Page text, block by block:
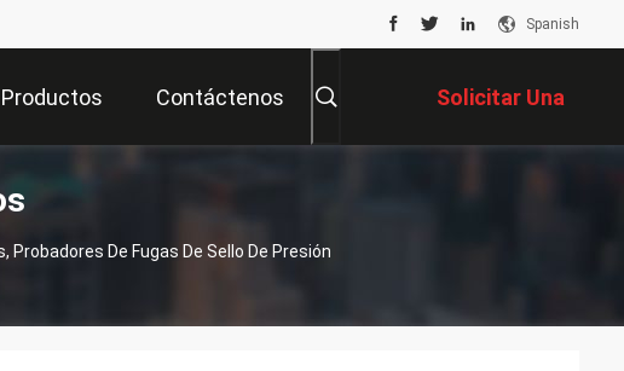
Spanish
Productos Contáctenos Solicitar Una
Cotización
Probadores De Fugas De Sello De Presión